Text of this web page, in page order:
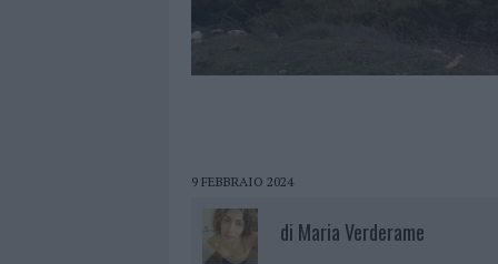
9 FEBBRAIO 2024
di Maria Verderame